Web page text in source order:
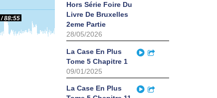
88:55
Hors Série Foire Du
Livre De Bruxelles
2eme Partie
28/05/2026
La Case En Plus
Tome 5 Chapitre 1
09/01/2025
Play
La Case En Plus
Play